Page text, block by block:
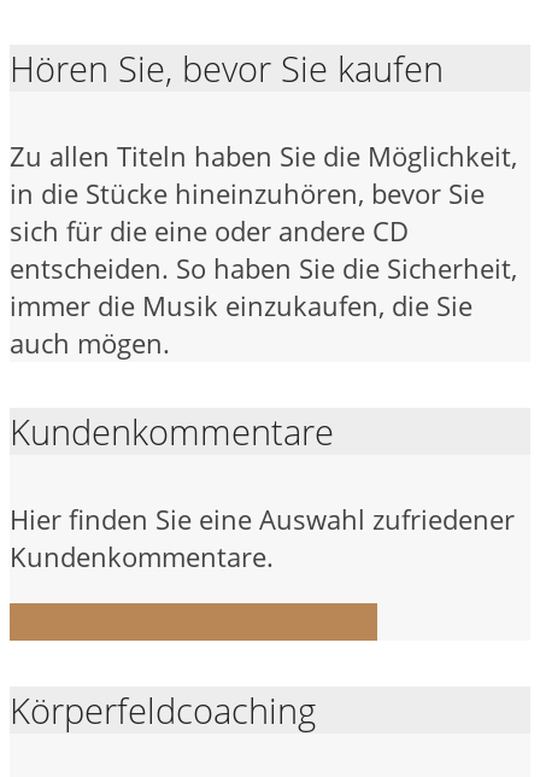
Hören Sie, bevor Sie kaufen
Zu allen Titeln haben Sie die Möglichkeit,
in die Stücke hineinzuhören, bevor Sie
sich für die eine oder andere CD
entscheiden. So haben Sie die Sicherheit,
immer die Musik einzukaufen, die Sie
auch mögen.
Kundenkommentare
Hier finden Sie eine Auswahl zufriedener
Kundenkommentare.
Körperfeldcoaching